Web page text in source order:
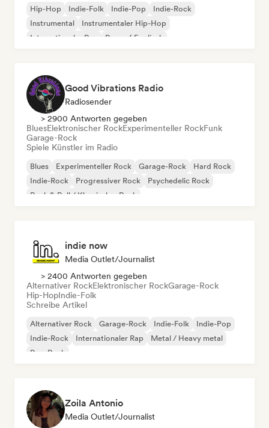
Hip-Hop Indie-Folk Indie-Pop
Indie-Rock
Instrumental
Instrumentaler Hip-Hop
Internationaler Rap
Rap auf Englisch
Good Vibrations Radio
Radiosender
> 2900 Antworten gegeben
BluesElektronischer RockExperimenteller RockFunk
Garage-Rock
Spiele Künstler im Radio
Blues Experimenteller Rock Garage-Rock
Hard Rock
Indie-Rock
Progressiver Rock
Psychedelic Rock
Rock & Roll / Klassischer Rock
indie now
Media Outlet/Journalist
> 2400 Antworten gegeben
Alternativer RockElektronischer RockGarage-Rock
Hip-HopIndie-Folk
Schreibe Artikel
Alternativer Rock Garage-Rock Indie-Folk
Indie-Pop
Indie-Rock
Internationaler Rap
Metal / Heavy metal
Pop-Rock
Zoila Antonio
Media Outlet/Journalist